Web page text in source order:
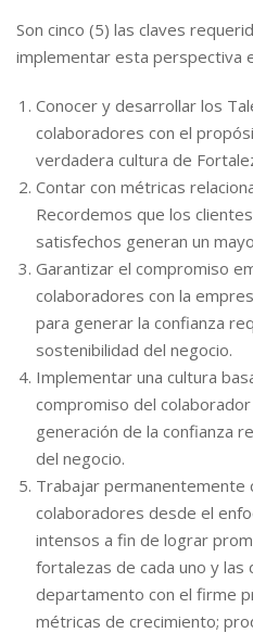
Son cinco (5) las claves
implementar esta perspectiva
Conocer y desarrollar los
colaboradores con el
verdadera cultura de
Contar con métricas
Recordemos que los
satisfechos generan un
Garantizar el compromiso
colaboradores con la
para generar la confianza
sostenibilidad del negocio.
Implementar una cultura
compromiso del
generación de la confianza
del negocio.
Trabajar permanentemente
colaboradores desde el
intensos a fin de lograr
fortalezas de cada uno y las
departamento con el firme
métricas de crecimiento;